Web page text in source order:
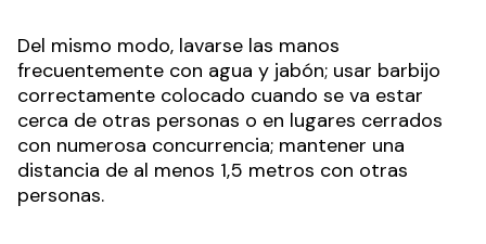
Del mismo modo, lavarse las manos
frecuentemente con agua y jabón; usar barbijo
correctamente colocado cuando se va estar
cerca de otras personas o en lugares cerrados
con numerosa concurrencia; mantener una
distancia de al menos 1,5 metros con otras
personas.